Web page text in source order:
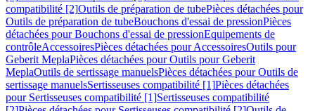
compatibilité [2]Outils de préparation de tubePièces détachées pour
Outils de préparation de tubeBouchons d'essai de pressionPièces
détachées pour Bouchons d'essai de pressionEquipements de
contrôleAccessoiresPièces détachées pour AccessoiresOutils pour
Geberit MeplaPièces détachées pour Outils pour Geberit
MeplaOutils de sertissage manuelsPièces détachées pour Outils de
sertissage manuelsSertisseuses compatibilité [1]Pièces détachées
pour Sertisseuses compatibilité [1]Sertisseuses compatibilité